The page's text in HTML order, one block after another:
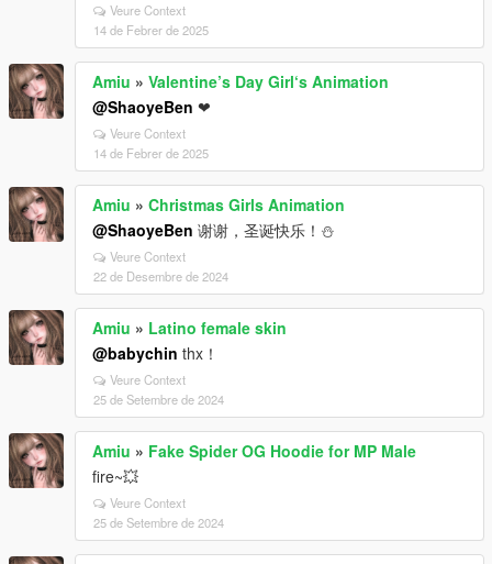
Veure Context
14 de Febrer de 2025
Amiu » Valentine’s Day Girl‘s Animation
@ShaoyeBen ❤
Veure Context
14 de Febrer de 2025
Amiu » Christmas Girls Animation
@ShaoyeBen 谢谢，圣诞快乐！⛄️
Veure Context
22 de Desembre de 2024
Amiu » Latino female skin
@babychin thx！
Veure Context
25 de Setembre de 2024
Amiu » Fake Spider OG Hoodie for MP Male
fire~💥
Veure Context
25 de Setembre de 2024